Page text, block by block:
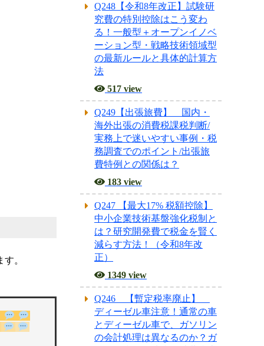
。
Q248【令和8年改正】試験研
究費の特別控除はこう変わ
る！一般型＋オープンイノベ
ーション型・戦略技術領域型
の最新ルールと具体的計算方
法
517 view
Q249【出張旅費】 国内・
海外出張の消費税課税判断/
実務上で迷いやすい事例・税
務調査でのポイント/出張旅
費特例との関係は？
183 view
Q247 【最大17% 税額控除】
中小企業技術基盤強化税制と
は？研究開発費で税金を賢く
減らす方法！（令和8年改
正）
1349 view
Q246 【暫定税率廃止】
ディーゼル車注意！通常の車
とディーゼル車で、ガソリン
の会計処理は異なるのか？ガ